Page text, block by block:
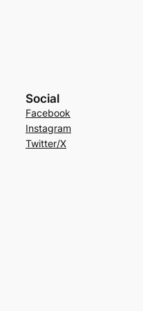
Social
Facebook
Instagram
Twitter/X